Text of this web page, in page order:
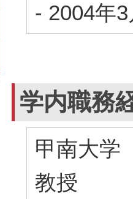
- 2004年
学内職務
甲南大
教授